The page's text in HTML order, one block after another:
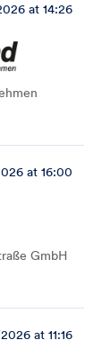
at 14:26
at 16:00
GmbH
at 11:16